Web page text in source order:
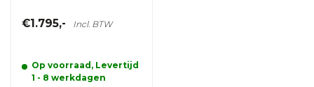
€1.795,- Incl. BTW
Op voorraad, Levertijd
1 - 8 werkdagen